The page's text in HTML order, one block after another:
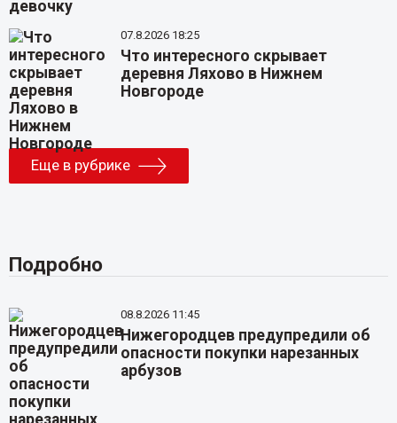
07.8.2026 18:25
Что интересного скрывает
деревня Ляхово в Нижнем
Новгороде
Еще в рубрике
Подробно
08.8.2026 11:45
Нижегородцев предупредили об
опасности покупки нарезанных
арбузов